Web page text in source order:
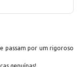
passam por um rigoroso